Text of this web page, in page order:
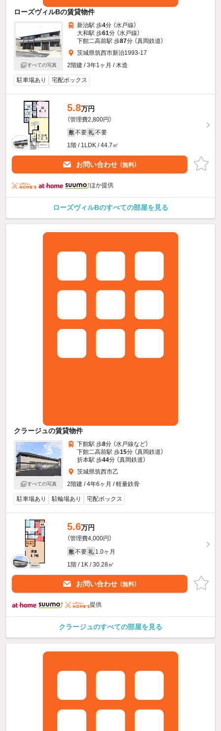
ローズヴィルBの賃貸物件
すべての写真
新治駅 歩4分 （水戸線）
大和駅 歩61分 （水戸線）
下館二高前駅 歩87分 （真岡鉄道）
茨城県筑西市新治1993-17
2階建 / 3年1ヶ月 / 木造
駐車場あり 宅配ボックス
5.8万円
（管理費2,800円）
敷 不要 礼 不要
1階 / 1LDK / 44.7㎡
お問い合わせ （無料）
ほか提供
ローズヴィルBのすべての部屋を見る
クラージュの賃貸物件
すべての写真
下館駅 歩8分 （水戸線など）
下館二高前駅 歩15分 （真岡鉄道）
折本駅 歩44分 （真岡鉄道）
茨城県筑西市乙
2階建 / 4年6ヶ月 / 軽量鉄骨
駐車場あり 駐輪場あり 宅配ボックス
5.6万円
（管理費4,000円）
敷 不要 礼 1.0ヶ月
1階 / 1K / 30.28㎡
お問い合わせ （無料）
提供
クラージュのすべての部屋を見る